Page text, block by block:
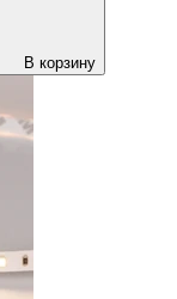
В корзину